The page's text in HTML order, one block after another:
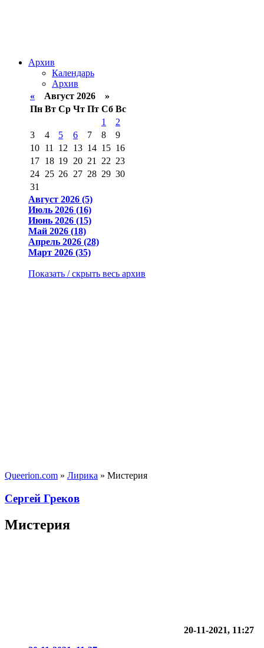
Архив
Календарь
Архив
« Август 2026 »
Пн Вт Ср Чт Пт Сб Вс
1
2
3
4 5 6 7 8
9
10 11 12 13 14 15 16
17 18 19 20 21 22 23
24 25 26 27 28 29 30
31
Август 2026 (5)
Июль 2026 (16)
Июнь 2026 (15)
Май 2026 (18)
Апрель 2026 (28)
Март 2026 (35)
Показать / скрыть весь архив
Queerion.com » Лирика » Мистерия
Сергей Греков
Мистерия
20-11-2021, 11:27